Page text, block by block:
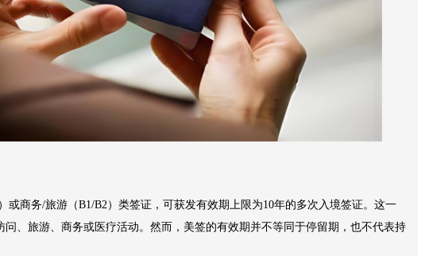
或商务/旅游（B1/B2）类签证，可获发有效期上限为10年的多次入境签证。这一
、旅游、商务或医疗活动。然而，美签的有效期并不等同于停留期，也不代表持